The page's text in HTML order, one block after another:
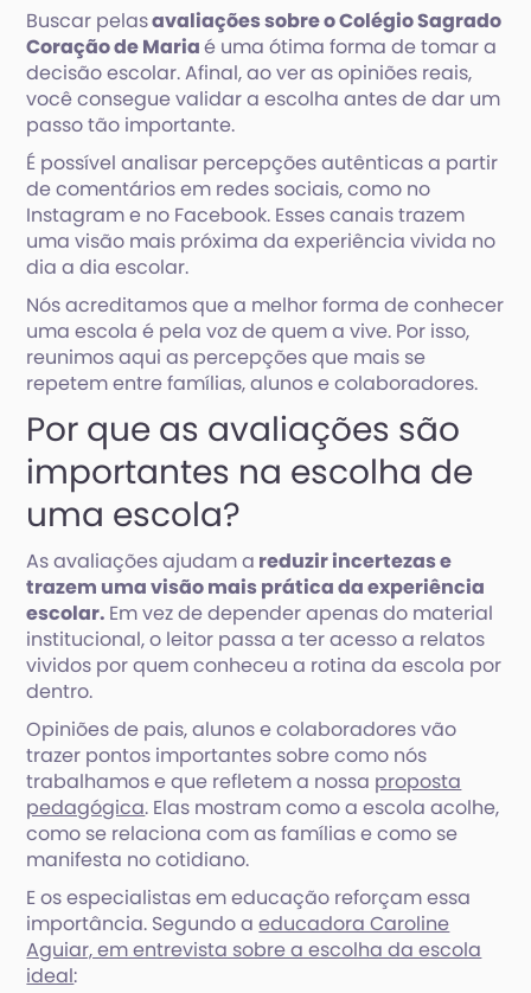
Buscar pelasavaliações sobre o Colégio Sagrado
Coração de Mariaé uma ótima forma de tomar a
decisão escolar. Afinal, ao ver as opiniões reais,
você consegue validar a escolha antes de dar um
passo tão importante.
É possível analisar percepções autênticas a partir
de comentários em redes sociais, como no
Instagram e no Facebook. Esses canais trazem
uma visão mais próxima da experiência vivida no
dia a dia escolar.
Nós acreditamos que a melhor forma de conhecer
uma escola é pela voz de quem a vive. Por isso,
reunimos aqui as percepções que mais se
repetem entre famílias, alunos e colaboradores.
Por que as avaliações são
importantes na escolha de
uma escola?
As avaliações ajudam a reduzir incertezas e
trazem uma visão mais prática da experiência
escolar. Em vez de depender apenas do material
institucional, o leitor passa a ter acesso a relatos
vividos por quem conheceu a rotina da escola por
dentro.
Opiniões de pais, alunos e colaboradores vão
trazer pontos importantes sobre como nós
trabalhamos e que refletem a nossa proposta
pedagógica. Elas mostram como a escola acolhe,
como se relaciona com as famílias e como se
manifesta no cotidiano.
E os especialistas em educação reforçam essa
importância. Segundo aeducadora Caroline
Aguiar, em entrevista sobre a escolha da escola
ideal: